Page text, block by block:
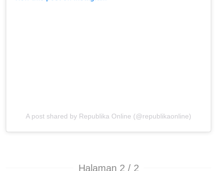
A post shared by Republika Online (@republikaonline)
Halaman 2 / 2